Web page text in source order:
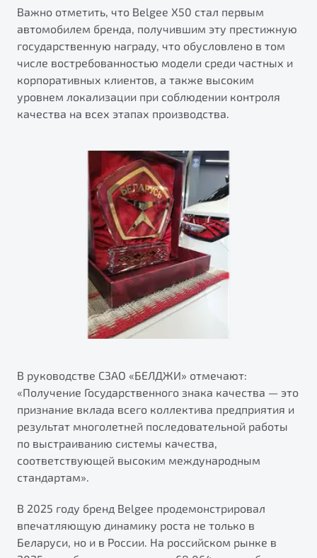
X70
Универсальный кроссовер
от 2 499 990 ₽*
В наличии
Автомобили в наличии
Тест-драйв
Автокредит
Спецпредложения
Помощь на дорогах
Будьте еще более уверены на дорогах с программой
"Помощь на дорогах"
Преимущества программы
Клиентская поддержка
Важно отметить, что Belgee X50 стал первым
автомобилем бренда, получившим эту престижную
государственную награду, что обусловлено в том
числе востребованностью модели среди частных и
корпоративных клиентов, а также высоким
уровнем локализации при соблюдении контроля
качества на всех этапах производства.
В руководстве СЗАО «БЕЛДЖИ» отмечают:
«Получение Государственного знака качества — это
признание вклада всего коллектива предприятия и
результат многолетней последовательной работы
по выстраиванию системы качества,
соответствующей высоким международным
стандартам».
В 2025 году бренд Belgee продемонстрировал
впечатляющую динамику роста не только в
Беларуси, но и в России. На российском рынке в